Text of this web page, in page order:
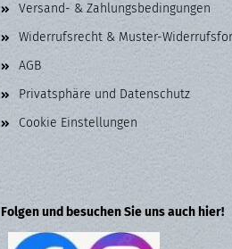
Versand- & Zahlungsbedingungen
Widerrufsrecht & Muster-
AGB
Privatsphäre und Datenschutz
Cookie Einstellungen
Folgen und besuchen Sie uns auch hier!